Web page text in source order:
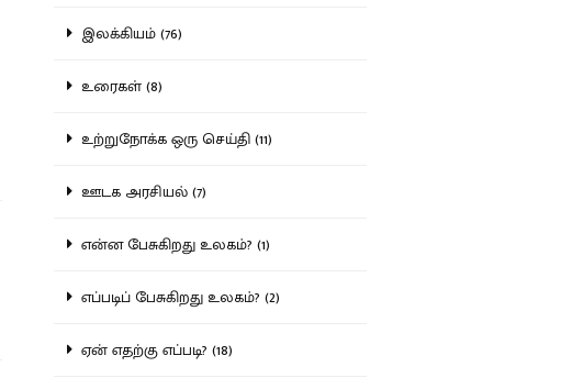
இலக்கியம் (76)
உரைகள் (8)
உற்றுநோக்க ஒரு செய்தி (11)
ஊடக அரசியல் (7)
என்ன பேசுகிறது உலகம்? (1)
எப்படிப் பேசுகிறது உலகம்? (2)
ஏன் எதற்கு எப்படி? (18)